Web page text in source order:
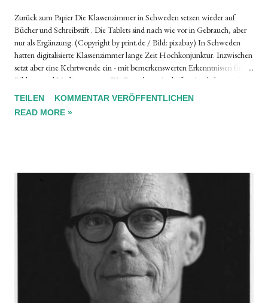
Zurück zum Papier Die Klassenzimmer in Schweden setzen wieder auf
Bücher und Schreibstift . Die Tablets sind nach wie vor in Gebrauch, aber
nur als Ergänzung. (Copyright by print.de / Bild: pixabay) In Schweden
hatten digitalisierte Klassenzimmer lange Zeit Hochkonjunktur. Inzwischen
setzt aber eine Kehrtwende ein - mit bemerkenswerten Erkenntnissen für
Bildung und Mediennutzung. Die Branchenzeitschrift print.de hat neulich
zu diesem Thema einen spannenden Artikel veröffentlicht, den wir unseren
Mit Ihrem Klick auf den untenstehenden Link kommen Sie direkt zum
TEILEN
KOMMENTAR VERÖFFENTLICHEN
READ MORE »